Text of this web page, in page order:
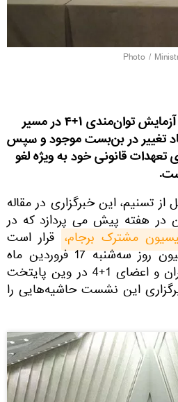
نشست وین عرصه‌ای برای آزمایش توان‌مندی ۱+۴ در مسیر
تغییر در بن‌بست موجود و سپس
تعهدات قانونی خود به ویژه لغو
تسنیم، این خبرگزاری در مقاله
هفته پیش می پردازد که در
مشترک برجام، قرار است
نشست بعدی این کمیسیون روز سه‌شنبه 17 فروردین ماه
1400 با حضور نماینده ایران و اعضای 1+4 در وین پایتخت
این نشست حاشیه‌هایی را